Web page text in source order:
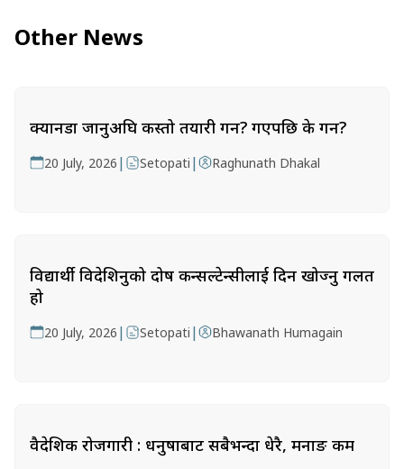
Other News
क्यानडा जानुअघि कस्तो तयारी गर्ने? गएपछि के गर्ने?
20 July, 2026 | Setopati | Raghunath Dhakal
विद्यार्थी विदेशिनुको दोष कन्सल्टेन्सीलाई दिन खोज्नु गलत
हो
20 July, 2026 | Setopati | Bhawanath Humagain
वैदेशिक रोजगारी : धनुषाबाट सबैभन्दा धेरै, मनाङ कम